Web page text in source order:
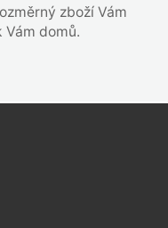
zboží Vám
Vám domů.